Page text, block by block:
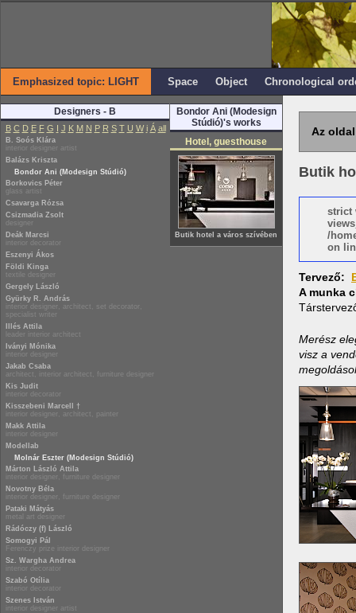
Emphasized topic: LIGHT Space Object Chronological
Designers - B
B C D E F G I J K M N P R S T U W i Á all
B. Soós Klára
interior designer artist
Balázs Kriszta
Bondor Ani (Modesign Stúdió)
Borkovics Péter
glass artist
Csavarga Rózsa
Csizmadia Zsolt
designer
Deák Marcsi
interior decorator
Eszenyi Ákos
Földi Kinga
textile designer
Gergely László
Gyürky R. András
interior designer, architect, set decorator,
specialist writer
Illés Attila
leader interior architect
Iványi Mónika
interior designer
Jakab Csaba
architect, interior architect, furniture designer
Kis Judit
interior decorator
Kisszebeni Marcell †
interior designer, architect, painter
Makk Attila
interior designer
Modellab
Molnár Eszter (Modesign Stúdió)
Márton László Attila
interior designer, furniture designer
Novotny Béla
interior designer, furniture designer
Pataki Mátyás
metal art designer
Rádóczy (f) László
Somogyi Pál
Ferenczy prize interior designer
Sz. Wargha Andrea
interior decorator
Szabó Otília
interior decorator
Szenes István
interior designer artist
Bondor Ani (Modesign
Stúdió)'s works
Hotel, guesthouse
Butik hotel a város szívében
Az
Butik
strict
/
on
Tervező:
A munka
Merész
visz a